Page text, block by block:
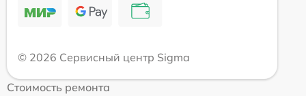
© 2026 Сервисный центр Sigma
Стоимость ремонта